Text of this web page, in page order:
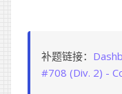
补题链接：
#708 (Div. 2) -